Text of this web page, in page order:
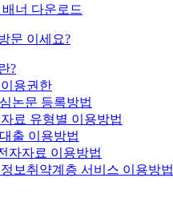
너 다운로드
문 이세요?
?
용권한
논문 등록방법
료 유형별 이용방법
출 이용방법
자자료 이용방법
정보취약계층 서비스 이용방법